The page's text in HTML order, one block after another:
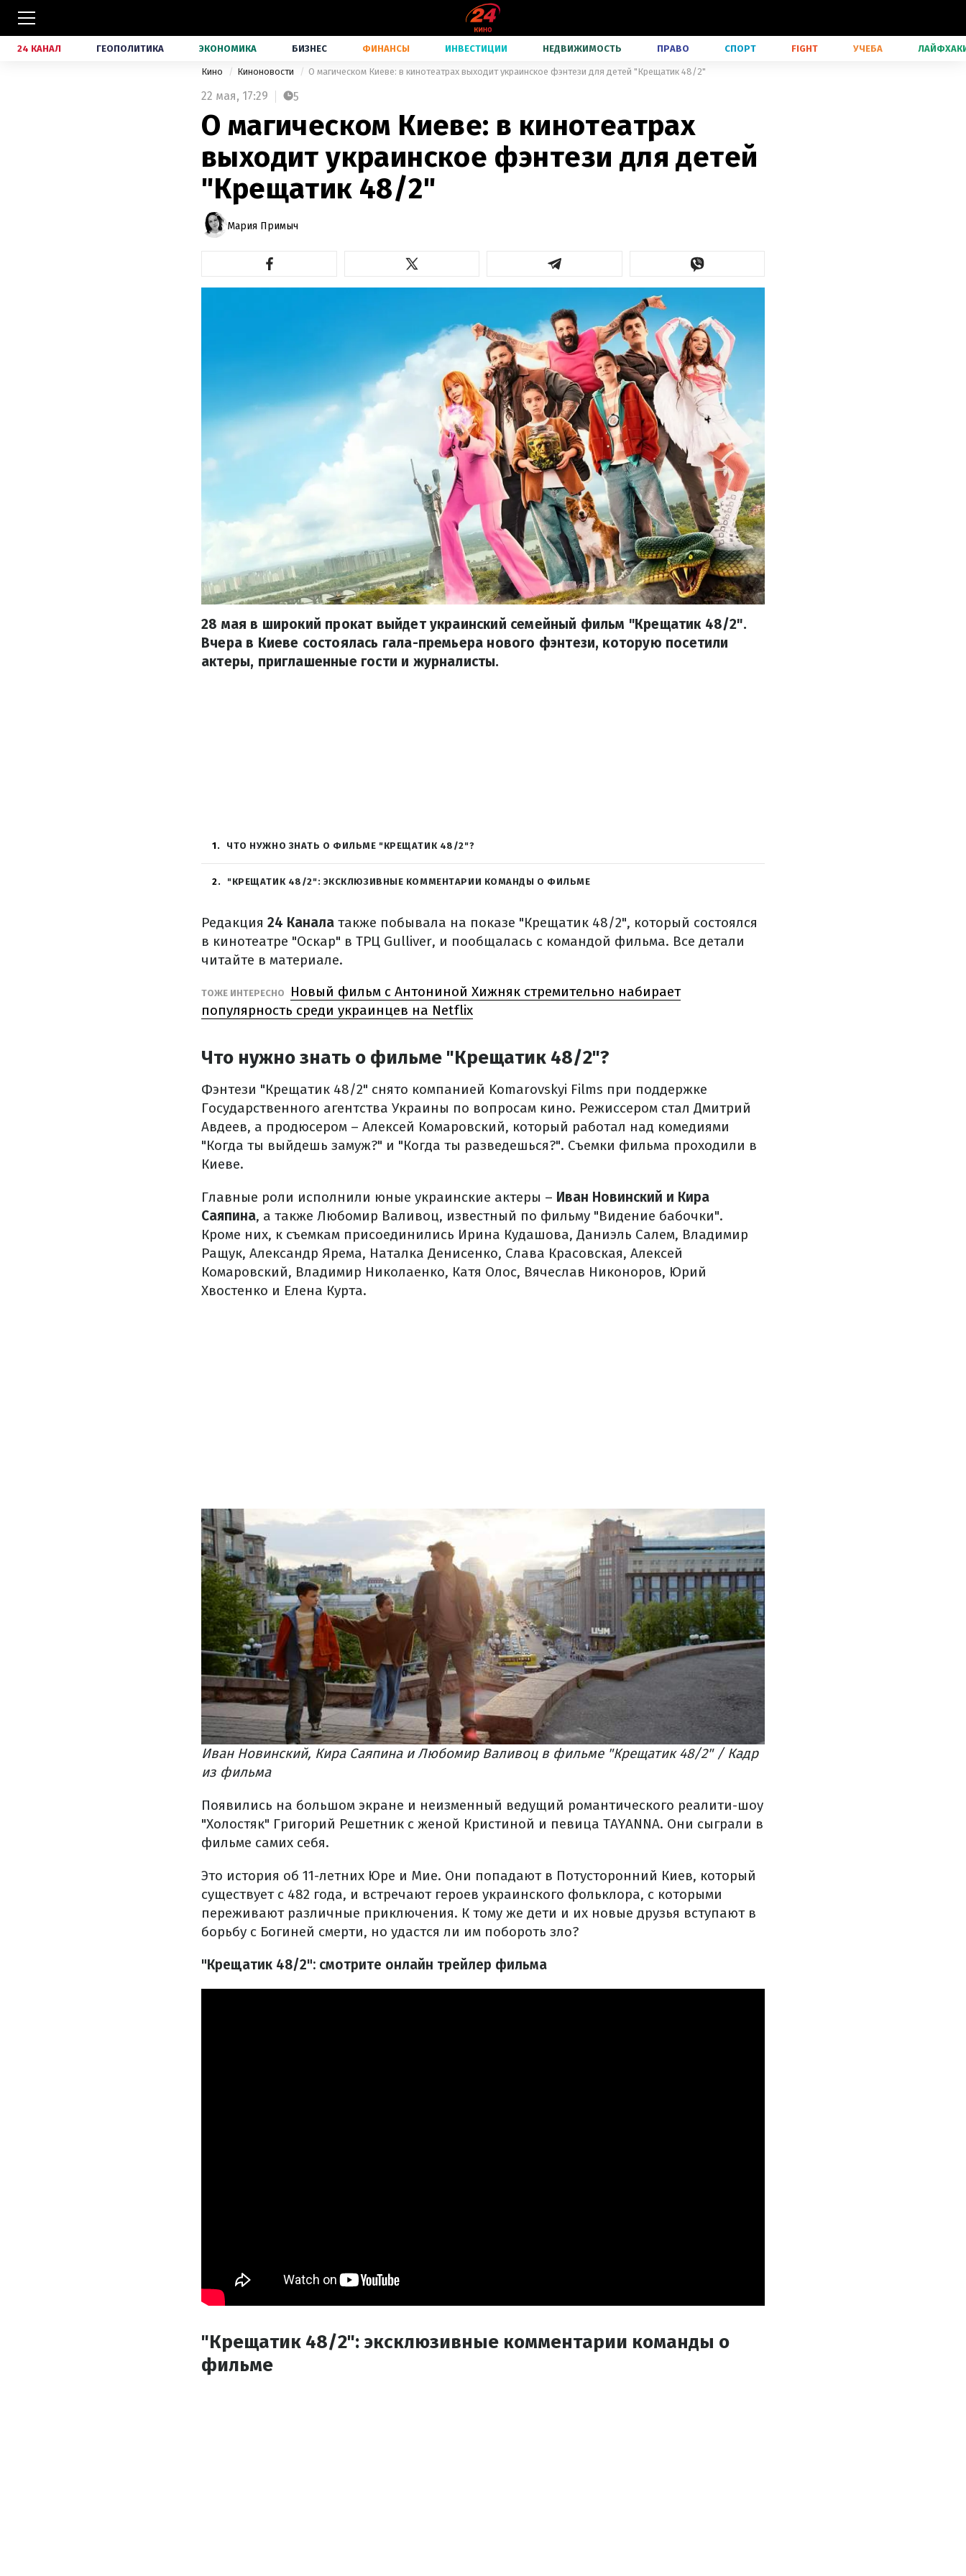
24 КАНАЛ ГЕОПОЛИТИКА ЭКОНОМИКА БИЗНЕС ФИНАНСЫ ИНВЕСТИЦИИ НЕДВИЖИМОСТЬ ПРАВО СПОРТ FIGHT УЧЕБА
Кино Киноновости О магическом Киеве: в кинотеатрах выходит украинское фэнтези для детей "Крещатик 48/2"
22 мая, 17:29 5
О магическом Киеве: в кинотеатрах
выходит украинское фэнтези для детей
"Крещатик 48/2"
Мария Примыч
28 мая в широкий прокат выйдет украинский семейный фильм "Крещатик 48/2".
Вчера в Киеве состоялась гала-премьера нового фэнтези, которую посетили
актеры, приглашенные гости и журналисты.
1 ЧТО НУЖНО ЗНАТЬ О ФИЛЬМЕ "КРЕЩАТИК 48/2"?
2 "КРЕЩАТИК 48/2": ЭКСКЛЮЗИВНЫЕ КОММЕНТАРИИ КОМАНДЫ О ФИЛЬМЕ
Редакция 24 Канала также побывала на показе "Крещатик 48/2", который состоялся
в кинотеатре "Оскар" в ТРЦ Gulliver, и пообщалась с командой фильма. Все детали
читайте в материале.
ТОЖЕ ИНТЕРЕСНО
Новый фильм с Антониной Хижняк стремительно набирает
популярность среди украинцев на Netflix
Что нужно знать о фильме "Крещатик 48/2"?
Фэнтези "Крещатик 48/2" снято компанией Komarovskyi Films при поддержке
Государственного агентства Украины по вопросам кино. Режиссером стал Дмитрий
Авдеев, а продюсером – Алексей Комаровский, который работал над комедиями
"Когда ты выйдешь замуж?" и "Когда ты разведешься?". Съемки фильма проходили в
Киеве.
Главные роли исполнили юные украинские актеры – Иван Новинский и Кира
Саяпина, а также Любомир Валивоц, известный по фильму "Видение бабочки".
Кроме них, к съемкам присоединились Ирина Кудашова, Даниэль Салем, Владимир
Ращук, Александр Ярема, Наталка Денисенко, Слава Красовская, Алексей
Комаровский, Владимир Николаенко, Катя Олос, Вячеслав Никоноров, Юрий
Хвостенко и Елена Курта.
Иван Новинский, Кира Саяпина и Любомир Валивоц в фильме "Крещатик 48/2" / Кадр
из фильма
Появились на большом экране и неизменный ведущий романтического реалити-шоу
"Холостяк" Григорий Решетник с женой Кристиной и певица TAYANNA. Они сыграли в
фильме самих себя.
Это история об 11-летних Юре и Мие. Они попадают в Потусторонний Киев, который
существует с 482 года, и встречают героев украинского фольклора, с которыми
переживают различные приключения. К тому же дети и их новые друзья вступают в
борьбу с Богиней смерти, но удастся ли им побороть зло?
"Крещатик 48/2": смотрите онлайн трейлер фильма
"Крещатик 48/2": эксклюзивные комментарии команды о
фильме